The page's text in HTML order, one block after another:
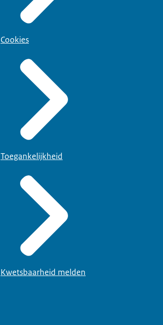
Cookies
Toegankelijkheid
Kwetsbaarheid melden